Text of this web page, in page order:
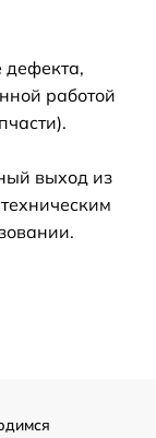
дефекта,
работой
выход из